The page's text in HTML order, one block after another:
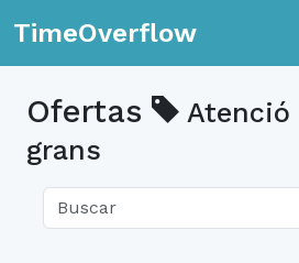
TimeOverflow
Ofertas
Atenció
grans